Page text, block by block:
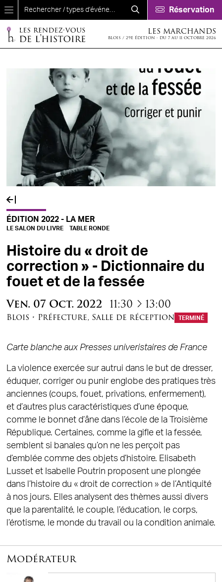
Aller au contenu principal
Réservation
LES MARCHANDS
BLOIS / 29E ÉDITION - DU 7 AU 11 OCTOBRE 2026
ÉDITION 2022 - LA MER
LE SALON DU LIVRE TABLE RONDE
Histoire du « droit de
correction » - Dictionnaire du
fouet et de la fessée
Ven. 07 Oct. 2022 11:30 à13:00
Blois • Préfecture, Salle de réception TERMINÉ
Carte blanche aux Presses univeristaires de France
La violence exercée sur autrui dans le but de dresser,
éduquer, corriger ou punir englobe des pratiques très
anciennes (coups, fouet, privations, enfermement),
et d’autres plus caractéristiques d’une époque,
comme le bonnet d’âne dans l’école de la Troisième
République. Certaines, comme la gifle et la fessée,
semblent si banales qu’on ne les perçoit pas
d’emblée comme des objets d’histoire. Elisabeth
Lusset et Isabelle Poutrin proposent une plongée
dans l’histoire du « droit de correction » de l’Antiquité
à nos jours. Elles analysent des thèmes aussi divers
que la parentalité, le couple, l’éducation, le corps,
l’érotisme, le monde du travail ou la condition animale.
Modérateur